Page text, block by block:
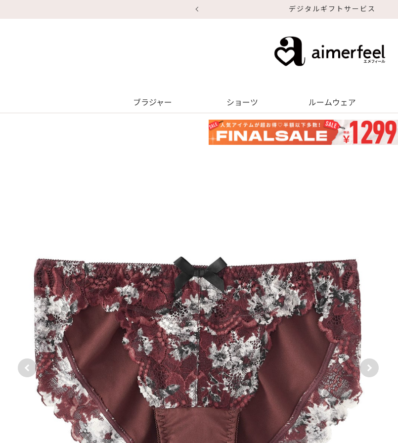
デジタルギフトサービス
ブラジャー ショーツ ルームウェア